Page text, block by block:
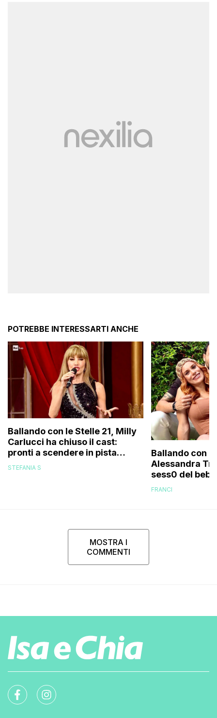
POTREBBE INTERESSARTI ANCHE
Ballando con le Stelle 21, Milly
Carlucci ha chiuso il cast:
pronti a scendere in pista
anche un personaggio molto
STEFANIA S
Ballando con
Alessandra
sess0 del
FRANCI
MOSTRA I
COMMENTI